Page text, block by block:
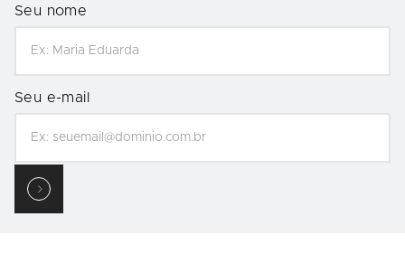
Seu nome
Seu e-mail